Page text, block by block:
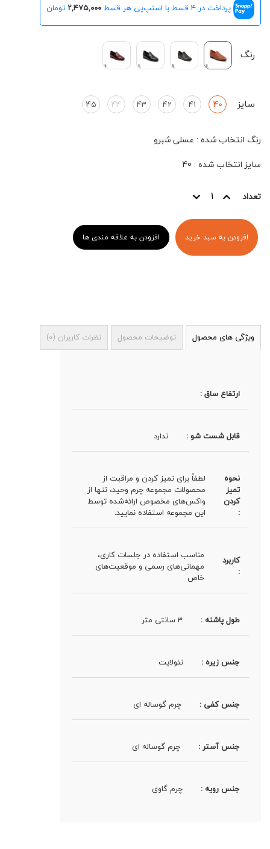
پرداخت در 4 قسط با اسنپ‌پی هر قسط ۲,۴۷۵,۰۰۰ تومان
رنگ
سایز 40
41
42
43
44
45
رنگ انتخاب شده : عسلی شبرو
سایز انتخاب شده :
40
تعداد
افزودن به سبد خرید افزودن به علاقه مندی ها
ویژگی های محصول توضیحات محصول نظرات کاربران (
0
)
ارتفاع ساق :
قابل شست شو : ندارد
نحوه
تمیز
کردن
:
لطفاً برای تمیز کردن و مراقبت از
محصولات مجموعه چرم وحید، تنها از
واکس‌های مخصوص ارائه‌شده توسط
این مجموعه استفاده نمایید.
کاربرد
:
مناسب استفاده در جلسات کاری،
مهمانی‌های رسمی و موقعیت‌های
خاص
طول پاشنه : 3 سانتی متر
جنس زیره : نئولایت
جنس کفی : چرم گوساله ای
جنس آستر : چرم گوساله ای
جنس رویه : چرم گاوی